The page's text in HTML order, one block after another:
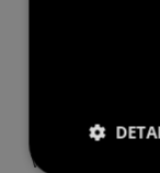
Wat kost
kWh?
Wij houden